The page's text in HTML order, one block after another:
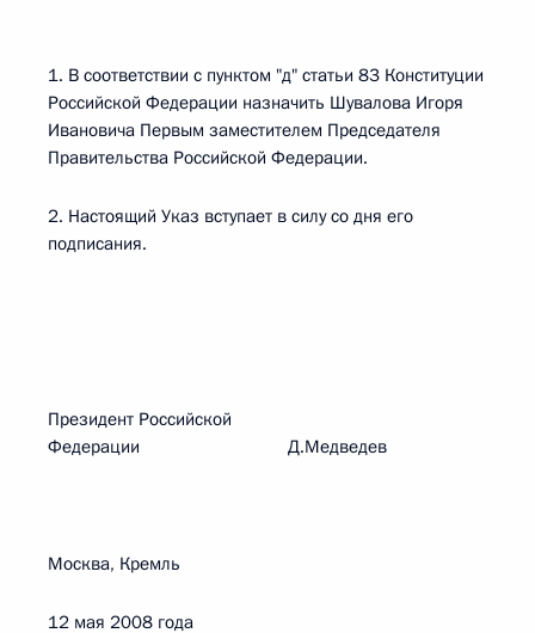
1. В соответствии с пунктом "д" статьи 83 Конституции
Российской Федерации назначить Шувалова Игоря
Ивановича Первым заместителем Председателя
Правительства Российской Федерации.
2. Настоящий Указ вступает в силу со дня его
подписания.
Президент Российской
Федерации Д.Медведев
Москва, Кремль
12 мая 2008 года